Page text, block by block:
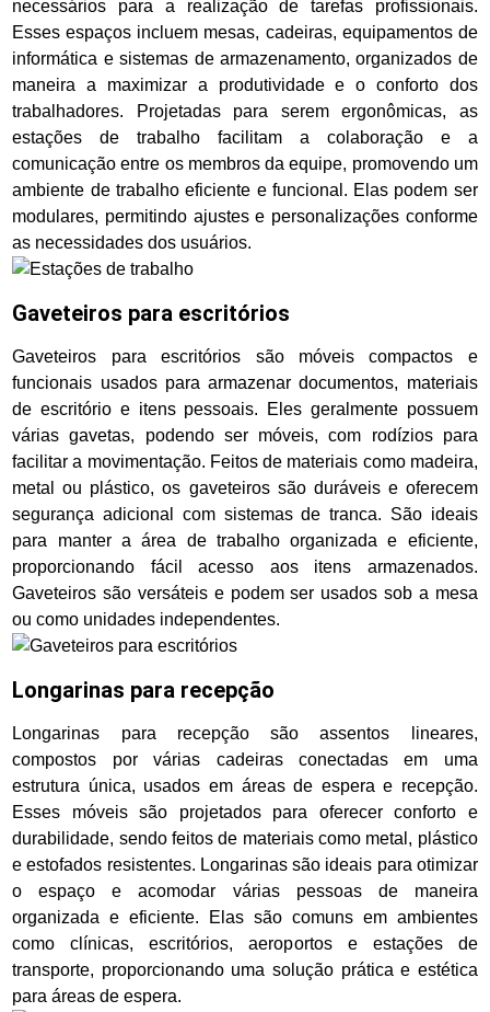
necessários para a realização de tarefas profissionais.
Esses espaços incluem mesas, cadeiras, equipamentos de
informática e sistemas de armazenamento, organizados de
maneira a maximizar a produtividade e o conforto dos
trabalhadores. Projetadas para serem ergonômicas, as
estações de trabalho facilitam a colaboração e a
comunicação entre os membros da equipe, promovendo um
ambiente de trabalho eficiente e funcional. Elas podem ser
modulares, permitindo ajustes e personalizações conforme
as necessidades dos usuários.
Gaveteiros para escritórios
Gaveteiros para escritórios são móveis compactos e
funcionais usados para armazenar documentos, materiais
de escritório e itens pessoais. Eles geralmente possuem
várias gavetas, podendo ser móveis, com rodízios para
facilitar a movimentação. Feitos de materiais como madeira,
metal ou plástico, os gaveteiros são duráveis e oferecem
segurança adicional com sistemas de tranca. São ideais
para manter a área de trabalho organizada e eficiente,
proporcionando fácil acesso aos itens armazenados.
Gaveteiros são versáteis e podem ser usados sob a mesa
ou como unidades independentes.
Longarinas para recepção
Longarinas para recepção são assentos lineares,
compostos por várias cadeiras conectadas em uma
estrutura única, usados em áreas de espera e recepção.
Esses móveis são projetados para oferecer conforto e
durabilidade, sendo feitos de materiais como metal, plástico
e estofados resistentes. Longarinas são ideais para otimizar
o espaço e acomodar várias pessoas de maneira
organizada e eficiente. Elas são comuns em ambientes
como clínicas, escritórios, aeroportos e estações de
transporte, proporcionando uma solução prática e estética
para áreas de espera.